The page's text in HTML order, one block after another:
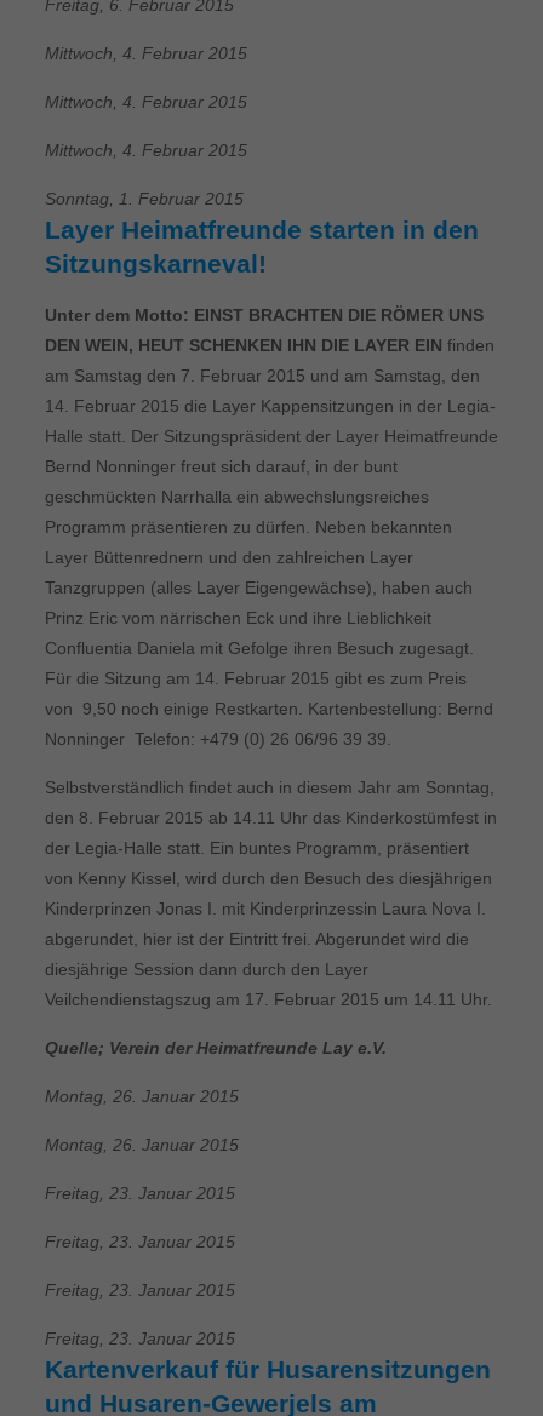
Freitag, 6. Februar 2015
Mittwoch, 4. Februar 2015
Mittwoch, 4. Februar 2015
Mittwoch, 4. Februar 2015
Sonntag, 1. Februar 2015
Layer Heimatfreunde starten in den
Sitzungskarneval!
Unter dem Motto: EINST BRACHTEN DIE RÖMER UNS
DEN WEIN, HEUT SCHENKEN IHN DIE LAYER EIN finden
am Samstag den 7. Februar 2015 und am Samstag, den
14. Februar 2015 die Layer Kappensitzungen in der Legia-
Halle statt. Der Sitzungspräsident der Layer Heimatfreunde
Bernd Nonninger freut sich darauf, in der bunt
geschmückten Narrhalla ein abwechslungsreiches
Programm präsentieren zu dürfen. Neben bekannten
Layer Büttenrednern und den zahlreichen Layer
Tanzgruppen (alles Layer Eigengewächse), haben auch
Prinz Eric vom närrischen Eck und ihre Lieblichkeit
Confluentia Daniela mit Gefolge ihren Besuch zugesagt.
Für die Sitzung am 14. Februar 2015 gibt es zum Preis
von  9,50 noch einige Restkarten. Kartenbestellung: Bernd
Nonninger  Telefon: +479 (0) 26 06/96 39 39.
Selbstverständlich findet auch in diesem Jahr am Sonntag,
den 8. Februar 2015 ab 14.11 Uhr das Kinderkostümfest in
der Legia-Halle statt. Ein buntes Programm, präsentiert
von Kenny Kissel, wird durch den Besuch des diesjährigen
Kinderprinzen Jonas I. mit Kinderprinzessin Laura Nova I.
abgerundet, hier ist der Eintritt frei. Abgerundet wird die
diesjährige Session dann durch den Layer
Veilchendienstagszug am 17. Februar 2015 um 14.11 Uhr.
Quelle; Verein der Heimatfreunde Lay e.V.
Montag, 26. Januar 2015
Montag, 26. Januar 2015
Freitag, 23. Januar 2015
Freitag, 23. Januar 2015
Freitag, 23. Januar 2015
Freitag, 23. Januar 2015
Kartenverkauf für Husarensitzungen
und Husaren-Gewerjels am